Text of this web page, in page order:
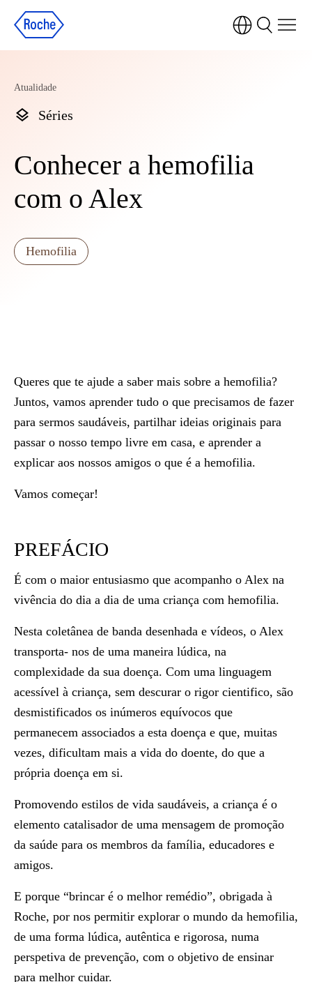
Atualidade
Séries
Conhecer a hemofilia
com o Alex
Hemofilia
Queres que te ajude a saber mais sobre a hemofilia?
Juntos, vamos aprender tudo o que precisamos de fazer
para sermos saudáveis, partilhar ideias originais para
passar o nosso tempo livre em casa, e aprender a
explicar aos nossos amigos o que é a hemofilia.
Vamos começar!
PREFÁCIO
É com o maior entusiasmo que acompanho o Alex na
vivência do dia a dia de uma criança com hemofilia.
Nesta coletânea de banda desenhada e vídeos, o Alex
transporta- nos de uma maneira lúdica, na
complexidade da sua doença. Com uma linguagem
acessível à criança, sem descurar o rigor cientifico, são
desmistificados os inúmeros equívocos que
permanecem associados a esta doença e que, muitas
vezes, dificultam mais a vida do doente, do que a
própria doença em si.
Promovendo estilos de vida saudáveis, a criança é o
elemento catalisador de uma mensagem de promoção
da saúde para os membros da família, educadores e
amigos.
E porque “brincar é o melhor remédio”, obrigada à
Roche, por nos permitir explorar o mundo da hemofilia,
de uma forma lúdica, autêntica e rigorosa, numa
perspetiva de prevenção, com o objetivo de ensinar
para melhor cuidar.